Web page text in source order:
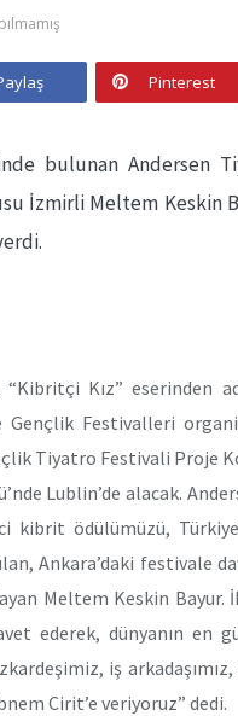
Pinterest
bulunan Andersen
İzmirli Meltem Keskin
“Kibritçi Kız” eserinden
Gençlik Festivalleri
Tiyatro Festivali Proje
Lublin’de alacak.
kibrit ödülümüzü,
Ankara’daki festivale
Meltem Keskin Bayur.
ederek, dünyanın en
iş
Cirit’e veriyoruz” dedi.